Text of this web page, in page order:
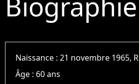
Naissance :21 novembre 1965,
Âge : 60 ans